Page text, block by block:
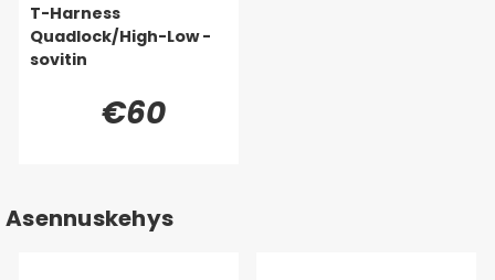
T-Harness
Quadlock/High-Low -
sovitin
€60
Asennuskehys